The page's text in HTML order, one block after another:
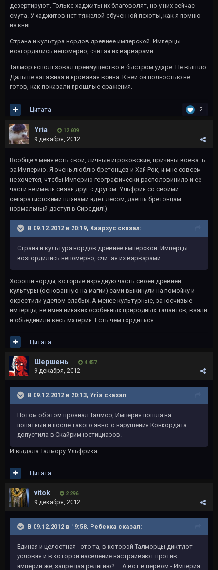
дезертируют. Только хаджиты их благоволят, но у них сейчас
смута. У хаджитов нет тяжелой обученной пехоты, как я помню
из книг.
Страна и культура нордов древнее имперской. Имперцы
возгордились непомерно, считая их варварами.
Талмор использовал преимущество в быстром ударе. Не вышло.
Дальше затяжная и кровавая война. К ней он полностью не
готов, как показали прошлые сражения.
2
Цитата
Yria 12 609
9 декабря, 2012
Вообще у меня есть свои, личные игроковские, причины воевать
за Империю. Я очень люблю бретонцев и Хай Рок, и мне совсем
не хочется, чтобы Империю географически располовинило и ее
части не имели связи друг с другом. Ульфрик со своими
сепаратистскими планами идет лесом, даешь бретонцам
нормальный доступ в Сиродил!)
В 09.12.2012 в 20:19, Хаархус сказал:
Страна и культура нордов древнее имперской. Имперцы
возгордились непомерно, считая их варварами.
Хороши норды, которые изрядную часть своей древней
культуры (основанную на магии) сами выкинули на помойку и
окрестили уделом слабых. А менее культурные, заносчивые
имперцы, не имея никаких особенных природных талантов, взяли
и объединили весь материк. Есть чем гордиться.
Цитата
Шершень 4 457
9 декабря, 2012
В 09.12.2012 в 20:13, Yria сказал:
Потом об этом прознал Талмор, Империя пошла на
попятный и после такого явного нарушения Конкордата
допустила в Скайрим юстициаров.
И выдала Талмору Ульфрика.
Цитата
vitok 2 296
9 декабря, 2012
В 09.12.2012 в 19:58, Ребекка сказал:
Единая и целостная - это та, в которой Талморцы диктуют
условия и в которой население настраивают против
империи же, запрещая религию? ... А вот в первом - Империя